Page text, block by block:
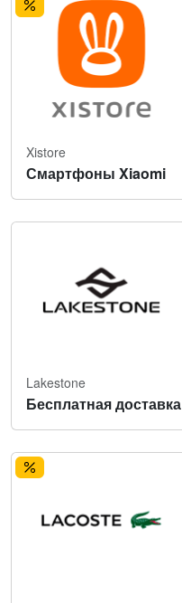
Xistore
Смартфоны Xiaomi
Lakestone
Бесплатная